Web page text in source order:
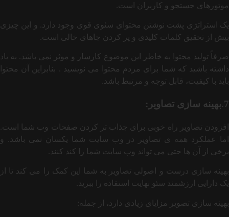
موتورهای جستجو و کاربران است.
یک استراتژی پشت نوشتن محتوای سئوی قوی وجود دارد. و این چیزی
بیش از تحقیق کلمات کلیدی و پر کردن جاهای خالی است.
صرفاً تولید محتوا به خاطر این موضوع کارساز و موثر نمی باشد. به یاد
داشته باشید که شما برای مردم محتوا می نویسید . بنابراین آن محتوا
باید با کیفیت، قابل توجه و مرتبط باشد.
7.بهینه سازی تصاویر:
افزودن تصاویر راه خوبی برای جذاب ‌تر کردن صفحات وب شما است.
اما عملکرد همه ی تصاویر در وب سایت شما یکسان نمی باشد. و
برخی از آن ها حتی می تواند وب سایت شما را کند کنند.
بهینه سازی درست و اصولی تصاویر به شما این کمک را می کند تا از
یک دارایی ارزشمند سئو نهایت استفاده را ببرید.
بهینه سازی تصویر مزایای زیادی دارد، از جمله: